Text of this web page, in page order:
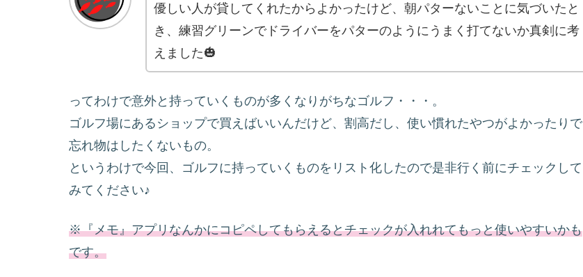
優しい人が貸してくれたからよかったけど、朝パターないことに気づいたと
き、練習グリーンでドライバーをパターのようにうまく打てないか真剣に考
えました🎃
ってわけで意外と持っていくものが多くなりがちなゴルフ・・・。
ゴルフ場にあるショップで買えばいいんだけど、割高だし、使い慣れたやつがよかったりで
忘れ物はしたくないもの。
というわけで今回、ゴルフに持っていくものをリスト化したので是非行く前にチェックして
みてください♪
※『メモ』アプリなんかにコピペしてもらえるとチェックが入れれてもっと使いやすいかも
です。